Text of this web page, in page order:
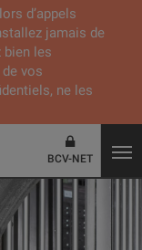
d’appels
jamais de
bien les
vos
ne les
BCV-NET